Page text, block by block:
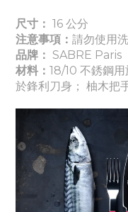
尺寸： 16 公分
注意事項： 請勿使用
品牌： SABRE Paris
材料： 18/10 不銹鋼
於鋒利刀身； 柚木把